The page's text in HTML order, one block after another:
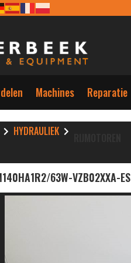
Machines Reparatie
HYDRAULIEK
63W-VZB02XXA-ES